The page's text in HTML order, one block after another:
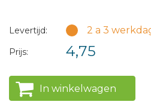
Levertijd: 2 a 3
Prijs: 4,75
In winkelwagen